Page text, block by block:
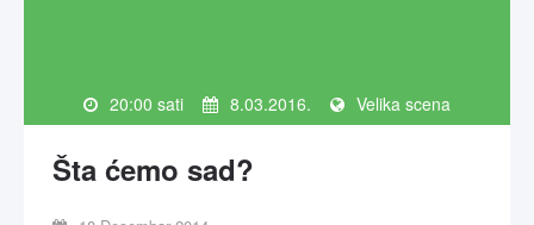
20:00 sati 8.03.2016. Velika scena
Šta ćemo sad?